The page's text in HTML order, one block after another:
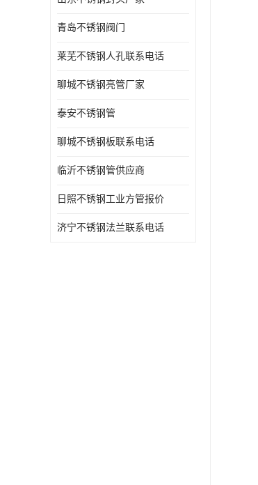
青岛不锈钢阀门
莱芜不锈钢人孔联系电话
聊城不锈钢亮管厂家
泰安不锈钢管
聊城不锈钢板联系电话
临沂不锈钢管供应商
日照不锈钢工业方管报价
济宁不锈钢法兰联系电话